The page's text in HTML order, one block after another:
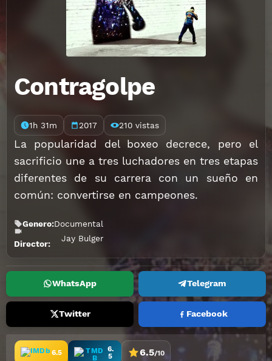
Contragolpe
1h 31m 2017 210 vistas
La popularidad del boxeo decrece, pero el
sacrificio une a tres luchadores en tres etapas
diferentes de su carrera con un sueño en
común: convertirse en campeones.
Genero:Documental
Director:
Jay Bulger
WhatsApp Telegram
Twitter Facebook
6.5
6.
5
6.5/10